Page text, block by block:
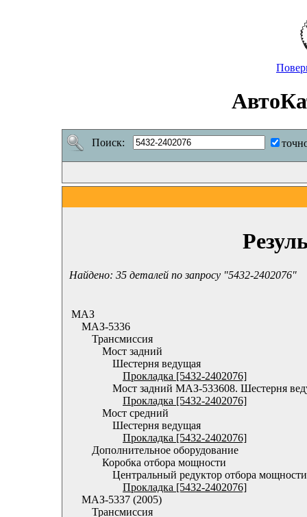
Поиск:
Найдено: 35 деталей по запросу "5432-2402076"
МАЗ
МАЗ-5336
Трансмиссия
Мост задний
Шестерня ведущая
Прокладка [5432-2402076]
Мост задний МАЗ-533608. Шестерня
Прокладка [5432-2402076]
Мост средний
Шестерня ведущая
Прокладка [5432-2402076]
Дополнительное оборудование
Коробка отбора мощности
Центральный редуктор отбора
Прокладка [5432-2402076]
МАЗ-5337 (2005)
Трансмиссия